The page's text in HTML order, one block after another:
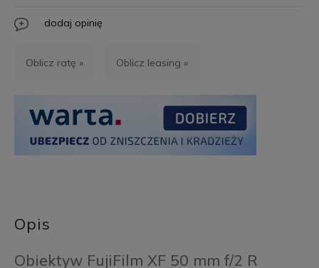
dodaj opinię
Oblicz ratę » Oblicz leasing »
Opis
Obiektyw FujiFilm XF 50 mm f/2 R